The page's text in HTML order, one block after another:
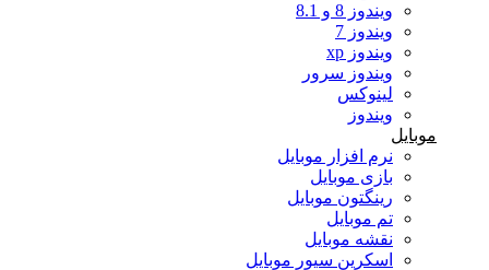
ویندوز 8 و 8.1
ویندوز 7
ویندوز xp
ویندوز سرور
لینوکس
ویندوز
موبایل
نرم افزار موبایل
بازی موبایل
رینگتون موبایل
تم موبایل
نقشه موبایل
اسکرین سیور موبایل